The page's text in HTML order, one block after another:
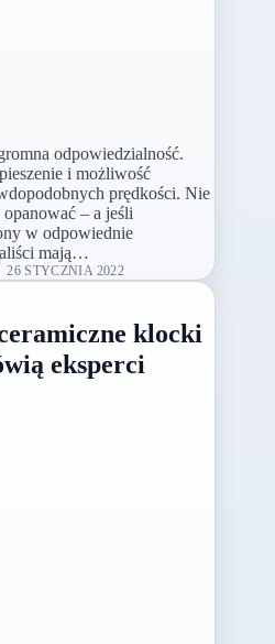
odpowiedzialność.
i możliwość
prędkości. Nie
– a jeśli
w odpowiednie
mają…
26 STYCZNIA 2022
klocki
eksperci